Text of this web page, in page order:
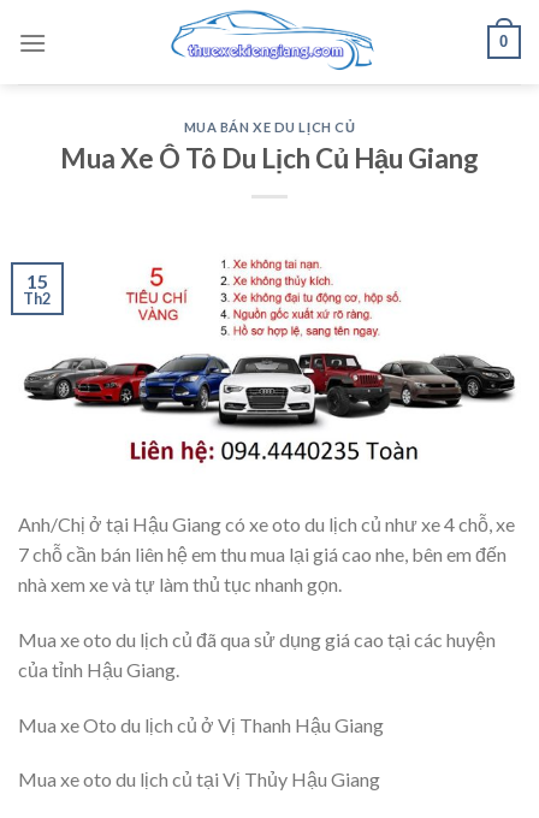
0
MUA BÁN XE DU LỊCH CỦ
Mua Xe Ô Tô Du Lịch Củ Hậu Giang
15
Th2
Anh/Chị ở tại Hậu Giang có xe oto du lịch củ như xe 4 chỗ, xe
7 chỗ cần bán liên hệ em thu mua lại giá cao nhe, bên em đến
nhà xem xe và tự làm thủ tục nhanh gọn.
Mua xe oto du lịch củ đã qua sử dụng giá cao tại các huyện
của tỉnh Hậu Giang.
Mua xe Oto du lịch củ ở Vị Thanh Hậu Giang
Mua xe oto du lịch củ tại Vị Thủy Hậu Giang